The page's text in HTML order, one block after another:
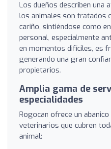
Los dueños describen una
los animales son tratados
cariño, sintiéndose como
personal, especialmente
en momentos difíciles, es
generando una gran
propietarios.
Amplia gama de
especialidades
Rogocan ofrece un
veterinarios que cubren
animal: